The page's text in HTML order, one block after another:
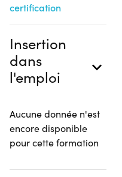
certification
Insertion
dans
l'emploi
Aucune donnée n'est
encore disponible
pour cette formation